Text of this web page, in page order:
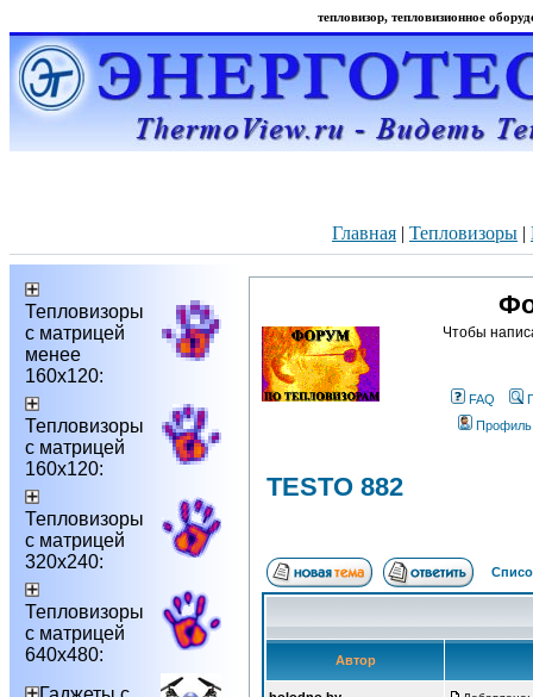
тепловизор, тепловизионное
Главная | Тепловизоры |
Тепловизоры
с матрицей
менее
160х120:
Тепловизоры
с матрицей
160х120:
Тепловизоры
с матрицей
320х240:
Тепловизоры
с матрицей
640х480:
Чтобы
FAQ
Профиль
TESTO 882
Автор